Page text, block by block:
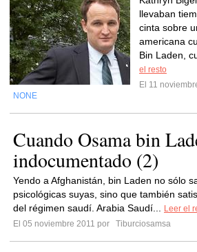
llevaban
cinta sobre
americana
Bin Laden,
el resto
El 11
NONE
Cuando Osama bin
indocumentado (2)
Yendo a Afghanistán, bin Laden no sólo
psicológicas suyas, sino que también
del régimen saudí. Arabia Saudí...
Leer el
El 05 noviembre 2011 por
Tiburciosamsa